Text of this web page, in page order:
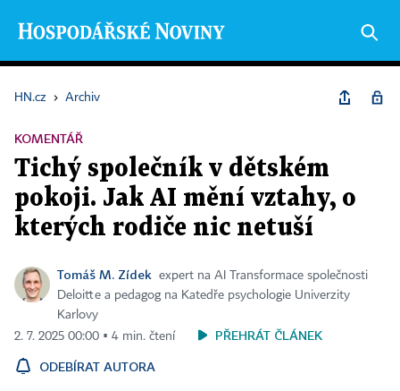
HN.cz › Archiv
KOMENTÁŘ
Tichý společník v dětském
pokoji. Jak AI mění vztahy, o
kterých rodiče nic netuší
Tomáš M. Zídek
expert na AI Transformace společnosti
Deloitte a pedagog na Katedře psychologie Univerzity
Karlovy
2. 7. 2025 00:00 ▪ 4 min. čtení
PŘEHRÁT ČLÁNEK
ODEBÍRAT AUTORA